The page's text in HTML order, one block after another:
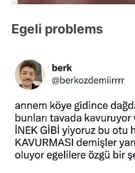
Egeli problems